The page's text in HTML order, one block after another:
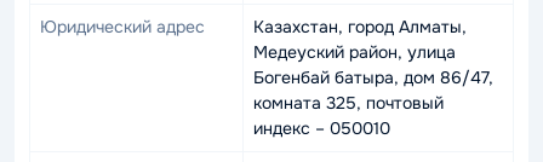
Юридический адрес
Казахстан, город Алматы,
Медеуский район, улица
Богенбай батыра, дом 86/47,
комната 325, почтовый
индекс – 050010